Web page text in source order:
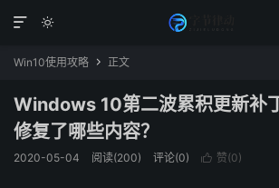


Win10使用攻略  正文
Windows 10第二波累积更新补
修复了哪些内容？
2020-05-04 阅读(200) 评论(0)  赞(0)